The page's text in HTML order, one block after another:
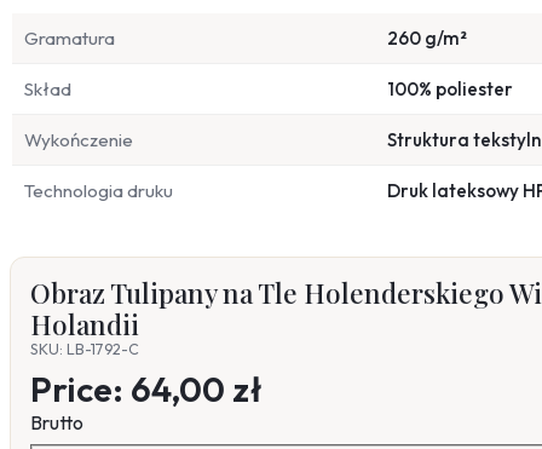
Gramatura 260 g/m²
Skład 100% poliester
Wykończenie Struktura
Technologia druku Druk lateksowy
Obraz Tulipany na Tle Holenderskiego
Holandii
SKU: LB-1792-C
Price: 64,00 zł
Brutto